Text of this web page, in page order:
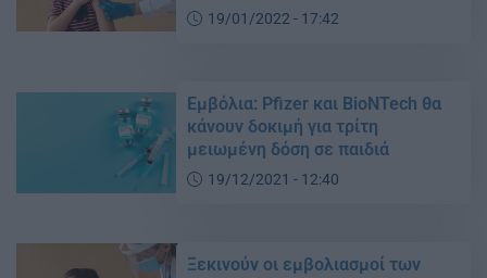
19/01/2022 - 17:42
Εμβόλια: Pfizer και BioNTech θα
κάνουν δοκιμή για τρίτη
μειωμένη δόση σε παιδιά
19/12/2021 - 12:40
Ξεκινούν οι εμβολιασμοί των